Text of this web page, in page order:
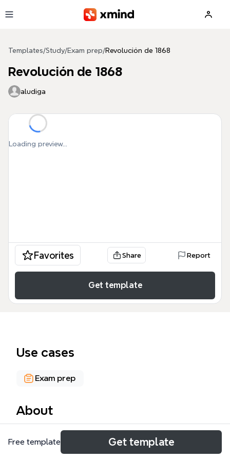
Templates/Study/Exam prep/Revolución de 1868
Revolución de 1868
aludiga
Loading preview...
Favorites Share Report
Get template
Use cases
Exam prep
About
La Revolución de 1868, conocida como la Gloriosa,
marcó el fin del reinado de Isabel II y del liberalismo
Free template Get template